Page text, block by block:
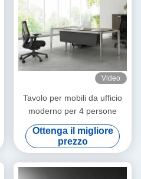
Video
Tavolo per mobili da ufficio
moderno per 4 persone
Ottenga il migliore
prezzo